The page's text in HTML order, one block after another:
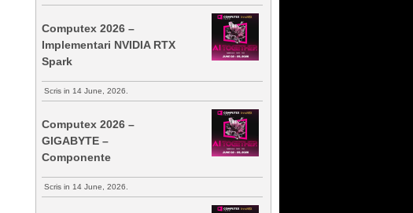
Computex 2026 –
Implementari NVIDIA RTX
Spark
Scris in 14 June, 2026.
Computex 2026 –
GIGABYTE –
Componente
Scris in 14 June, 2026.